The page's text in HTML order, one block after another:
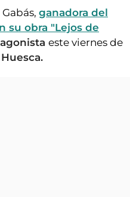
MILITANTE
SESIÓN
ganadora del
su obra "Lejos de
este viernes de